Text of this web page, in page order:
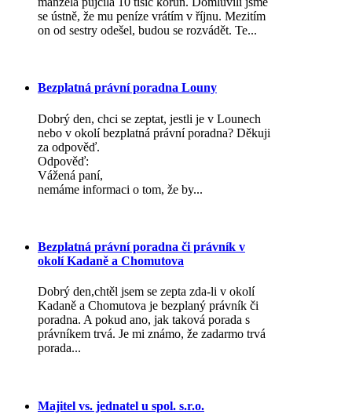
se ústně, že mu peníze vrátím v říjnu. Mezitím
on od sestry odešel, budou se rozvádět. Te...
Bezplatná právní poradna Louny
Dobrý den, chci se zeptat, jestli je v Lounech
nebo v okolí bezplatná právní poradna? Děkuji
za odpověď.
Odpověď:
Vážená paní,
nemáme informaci o tom, že by...
Bezplatná právní poradna či právník v
okolí Kadaně a Chomutova
Dobrý den,chtěl jsem se zepta zda-li v okolí
Kadaně a Chomutova je bezplaný právník či
poradna. A pokud ano, jak taková porada s
právníkem trvá. Je mi známo, že zadarmo trvá
porada...
Majitel vs. jednatel u spol. s.r.o.